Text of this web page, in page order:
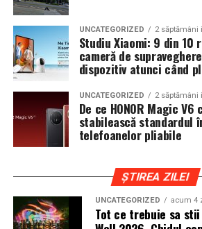
In acest context, anvelopele alese
echilibru intre aspect si
opteaza pentru anvelope care arata
care pot fi folosite si in conditii reale
indiferent de vreme sau sezon.
De ce conteaza tipul de anvelopa la
Cluj
iar drumurile din imprejurimi includ
cat si trasee montane sau colinare. O
de show trebuie sa ajunga la
fara probleme, indiferent de
UNCATEGORIZED 2 săptămâni
Studiu Xiaomi: 9 din 10
cameră de
dispozitiv atunci când
UNCATEGORIZED 2 săptămâni
De ce HONOR Magic V6
stabilească standardul
telefoanelor pliabile
ȘTIREA ZILEI
UNCATEGORIZED acum 4
Tot ce trebuie sa